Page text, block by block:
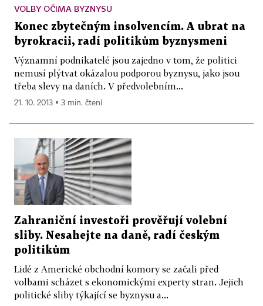
VOLBY OČIMA BYZNYSU
Konec zbytečným insolvencím. A ubrat na
byrokracii, radí politikům byznysmeni
Významní podnikatelé jsou zajedno v tom, že politici
nemusí plýtvat okázalou podporou byznysu, jako jsou
třeba slevy na daních. V předvolebním...
21. 10. 2013 ▪ 3 min. čtení
Zahraniční investoři prověřují volební
sliby. Nesahejte na daně, radí českým
politikům
Lidé z Americké obchodní komory se začali před
volbami scházet s ekonomickými experty stran. Jejich
politické sliby týkající se byznysu a...